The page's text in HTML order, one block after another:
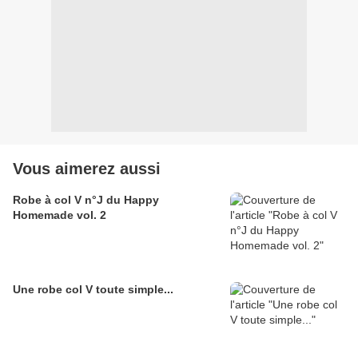
Vous aimerez aussi
Robe à col V n°J du Happy
Homemade vol. 2
Une robe col V toute simple...